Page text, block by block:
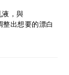
，與
整出想要的漂白